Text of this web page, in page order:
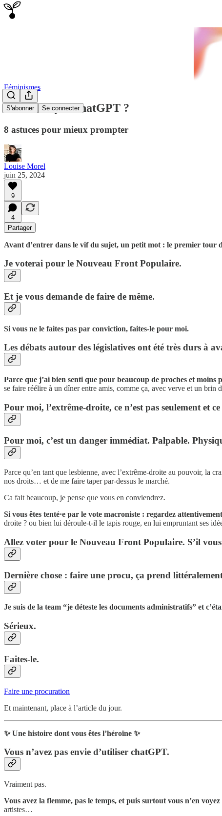
S'abonner Se connecter
Féminismes
Frustré·e par chatGPT ?
8 astuces pour mieux prompter
Louise Morel
juin 25, 2024
9
4
Partager
Avant d’entrer dans le vif du sujet, un petit mot : le premier tour
Je voterai pour le Nouveau Front Populaire.
Et je vous demande de faire de même.
Si vous ne le faites pas par conviction, faites-le pour moi.
Les débats autour des législatives ont été très durs à
Parce que j’ai bien senti que pour beaucoup de proches et
se faire réélire à un dîner entre amis, comme ça, avec verve et un
Pour moi, l’extrême-droite, ce n’est pas seulement et
Pour moi, c’est un danger immédiat. Palpable.
Parce qu’en tant que lesbienne, avec l’extrême-droite au pouvoir, la
nos droits… et de me faire taper par-dessus le marché.
Ca fait beaucoup, je pense que vous en conviendrez.
Si vous êtes tenté·e par le vote macroniste : regardez
droite ? ou bien lui déroule-t-il le tapis rouge, en lui empruntant ses
Allez voter pour le Nouveau Front Populaire. S’il
Dernière chose : faire une procu, ça prend
Je suis de la team “je déteste les documents administratifs” et
Sérieux.
Faites-le.
Faire une procuration
Et maintenant, place à l’article du jour.
✨ Une histoire dont vous êtes l’héroïne ✨
Vous n’avez pas envie d’utiliser chatGPT.
Vraiment pas.
Vous avez la flemme, pas le temps, et puis surtout vous n’en
artistes…